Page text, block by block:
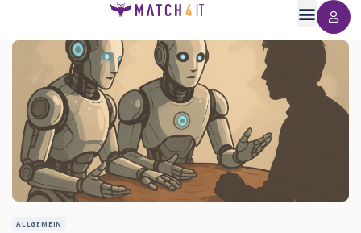
ALLGEMEIN